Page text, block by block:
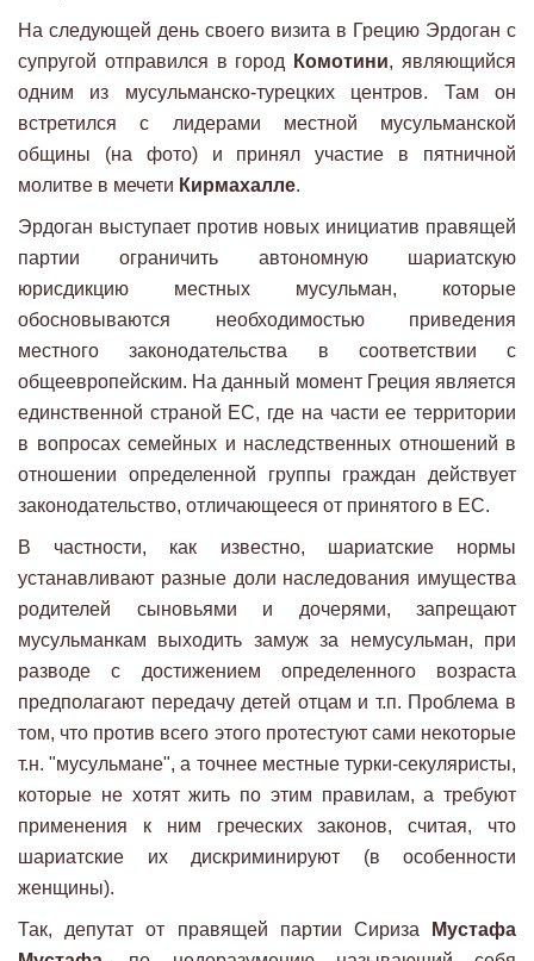
На следующей день своего визита в Грецию Эрдоган с
супругой отправился в город
Комотини, являющийся
одним из мусульманско-турецких центров. Там он
встретился с лидерами местной мусульманской
общины (на фото) и принял участие в пятничной
молитве в мечети Кирмахалле.
Эрдоган выступает против новых инициатив правящей
партии ограничить автономную шариатскую
юрисдикцию местных мусульман, которые
обосновываются необходимостью приведения
местного законодательства в соответствии с
общеевропейским. На данный момент Греция является
единственной страной ЕС, где на части ее территории
в вопросах семейных и наследственных отношений в
отношении определенной группы граждан действует
законодательство, отличающееся от принятого в ЕС.
В частности, как известно, шариатские нормы
устанавливают разные доли наследования имущества
родителей сыновьями и дочерями, запрещают
мусульманкам выходить замуж за немусульман, при
разводе с достижением определенного возраста
предполагают передачу детей отцам и т.п. Проблема в
том, что против всего этого протестуют сами некоторые
т.н. "мусульмане", а точнее местные турки-секуляристы,
которые не хотят жить по этим правилам, а требуют
применения к ним греческих законов, считая, что
шариатские их дискриминируют (в особенности
женщины).
Так, депутат от правящей партии Сириза
Мустафа